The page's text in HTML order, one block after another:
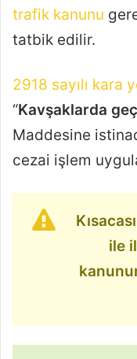
trafik kanunu
tatbik edilir.
2918 sayılı kara
“Kavşaklarda
Maddesine
cezai işlem
Kısacası
ile